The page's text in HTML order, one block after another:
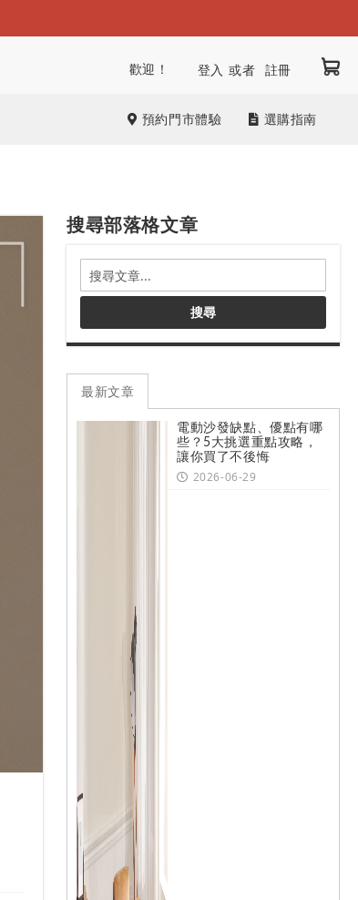
我
容
歡迎！ 登入 註冊
預約門市體驗 選購指南
搜尋部落格文章
搜
尋
部
格
章
搜尋
最新文章
電動沙發缺點、優點有哪
些？5大挑選重點攻略，
讓你買了不後悔
2026-06-29